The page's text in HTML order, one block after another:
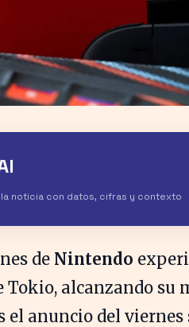
la noticia con datos, cifras y contexto
de Nintendo
Tokio, alcanzando su
el anuncio del